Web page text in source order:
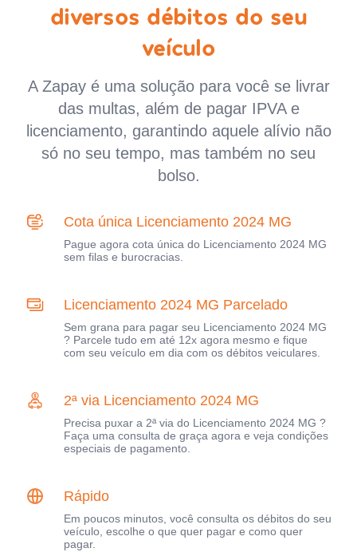
diversos débitos do seu
veículo
A Zapay é uma solução para você se livrar
das multas, além de pagar IPVA e
licenciamento, garantindo aquele alívio não
só no seu tempo, mas também no seu
bolso.
Cota única Licenciamento 2024 MG
Pague agora cota única do Licenciamento 2024 MG
sem filas e burocracias.
Licenciamento 2024 MG Parcelado
Sem grana para pagar seu Licenciamento 2024 MG
? Parcele tudo em até 12x agora mesmo e fique
com seu veículo em dia com os débitos veiculares.
2ª via Licenciamento 2024 MG
Precisa puxar a 2ª via do Licenciamento 2024 MG ?
Faça uma consulta de graça agora e veja condições
especiais de pagamento.
Rápido
Em poucos minutos, você consulta os débitos do seu
veículo, escolhe o que quer pagar e como quer
pagar.